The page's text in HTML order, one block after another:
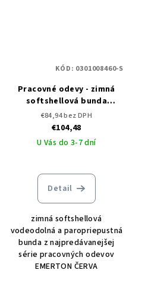
Pracovné odevy - zimná
softshellová bunda
EMERTON WINTER ČERVA
€84,94 bez DPH
€104,48
U Vás do 3-7 dní
Detail
zimná softshellová
vodeodolná a paropriepustná
bunda z najpredávanejšej
série pracovných odevov
EMERTON ČERVA
KÓD: 0301008460-S